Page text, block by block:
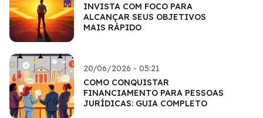
INVISTA COM FOCO PARA
ALCANÇAR SEUS OBJETIVOS
MAIS RÁPIDO
20/06/2026 - 05:21
COMO CONQUISTAR
FINANCIAMENTO PARA PESSOAS
JURÍDICAS: GUIA COMPLETO